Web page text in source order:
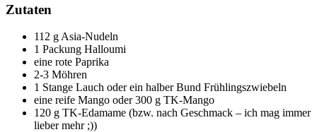
Zutaten
112 g Asia-Nudeln
1 Packung Halloumi
eine rote Paprika
2-3 Möhren
1 Stange Lauch oder ein halber Bund Frühlingszwiebeln
eine reife Mango oder 300 g TK-Mango
120 g TK-Edamame (bzw. nach Geschmack – ich mag immer
lieber mehr ;))